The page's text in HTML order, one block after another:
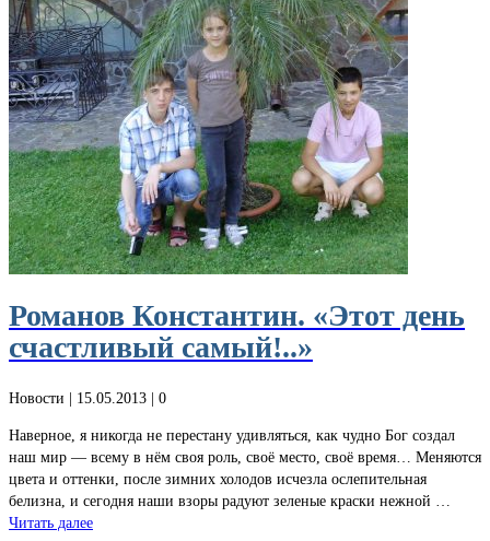
Романов Константин. «Этот день
счастливый самый!..»
Новости | 15.05.2013 | 0
Наверное, я никогда не перестану удивляться, как чудно Бог создал
наш мир — всему в нём своя роль, своё место, своё время… Меняются
цвета и оттенки, после зимних холодов исчезла ослепительная
белизна, и сегодня наши взоры радуют зеленые краски нежной …
Читать далее